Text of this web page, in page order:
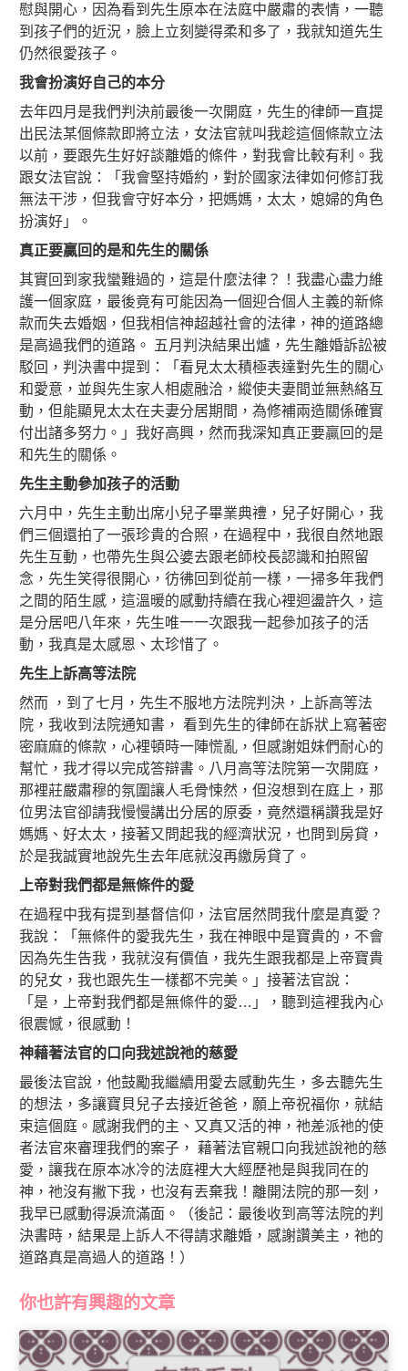
慰與開心，因為看到先生原本在法庭中嚴肅的表情，一聽
到孩子們的近況，臉上立刻變得柔和多了，我就知道先生
仍然很愛孩子。
我會扮演好自己的本分
去年四月是我們判決前最後一次開庭，先生的律師一直提
出民法某個條款即將立法，女法官就叫我趁這個條款立法
以前，要跟先生好好談離婚的條件，對我會比較有利。我
跟女法官說：「我會堅持婚約，對於國家法律如何修訂我
無法干涉，但我會守好本分，把媽媽，太太，媳婦的角色
扮演好」。
真正要贏回的是和先生的關係
其實回到家我蠻難過的，這是什麼法律？！我盡心盡力維
護一個家庭，最後竟有可能因為一個迎合個人主義的新條
款而失去婚姻，但我相信神超越社會的法律，神的道路總
是高過我們的道路。 五月判決結果出爐，先生離婚訴訟被
駁回，判決書中提到：「看見太太積極表達對先生的關心
和愛意，並與先生家人相處融洽，縱使夫妻間並無熱絡互
動，但能顯見太太在夫妻分居期間，為修補兩造關係確實
付出諸多努力。」我好高興，然而我深知真正要贏回的是
和先生的關係。
先生主動參加孩子的活動
六月中，先生主動出席小兒子畢業典禮，兒子好開心，我
們三個還拍了一張珍貴的合照，在過程中，我很自然地跟
先生互動，也帶先生與公婆去跟老師校長認識和拍照留
念，先生笑得很開心，彷彿回到從前一樣，一掃多年我們
之間的陌生感，這溫暖的感動持續在我心裡迴盪許久，這
是分居吧八年來，先生唯一一次跟我一起參加孩子的活
動，我真是太感恩、太珍惜了。
先生上訴高等法院
然而 ，到了七月，先生不服地方法院判決，上訴高等法
院，我收到法院通知書， 看到先生的律師在訴狀上寫著密
密麻麻的條款，心裡頓時一陣慌亂，但感謝姐妹們耐心的
幫忙，我才得以完成答辯書。八月高等法院第一次開庭，
那裡莊嚴肅穆的氛圍讓人毛骨悚然，但沒想到在庭上，那
位男法官卻請我慢慢講出分居的原委，竟然還稱讚我是好
媽媽、好太太，接著又問起我的經濟狀況，也問到房貸，
於是我誠實地說先生去年底就沒再繳房貸了。
上帝對我們都是無條件的愛
在過程中我有提到基督信仰，法官居然問我什麼是真愛？
我說：「無條件的愛我先生，我在神眼中是寶貴的，不會
因為先生告我，我就沒有價值，我先生跟我都是上帝寶貴
的兒女，我也跟先生一樣都不完美。」接著法官說：
「是，上帝對我們都是無條件的愛…」，聽到這裡我內心
很震憾，很感動！
神藉著法官的口向我述說祂的慈愛
最後法官說，他鼓勵我繼續用愛去感動先生，多去聽先生
的想法，多讓寶貝兒子去接近爸爸，願上帝祝福你，就結
束這個庭。感謝我們的主、又真又活的神，祂差派祂的使
者法官來審理我們的案子， 藉著法官親口向我述說祂的慈
愛，讓我在原本冰冷的法庭裡大大經歷祂是與我同在的
神，祂沒有撇下我，也沒有丟棄我！離開法院的那一刻，
我早已感動得淚流滿面。（後記：最後收到高等法院的判
決書時，結果是上訴人不得請求離婚，感謝讚美主，祂的
道路真是高過人的道路！）
你也許有興趣的文章